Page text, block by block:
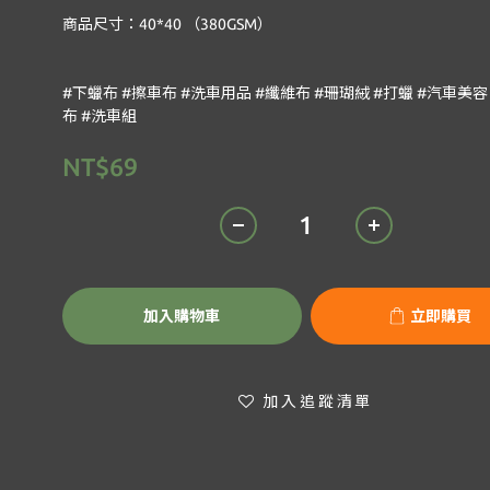
商品尺寸：40*40 （380GSM）
#下蠟布 #擦車布 #洗車用品 #纖維布 #珊瑚絨 #打蠟 #汽車美
布 #洗車組
NT$69
加入購物車 立即購買
加入追蹤清單